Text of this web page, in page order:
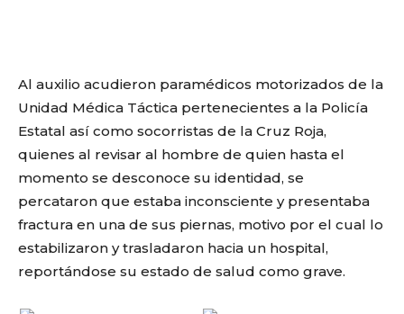
Al auxilio acudieron paramédicos motorizados de la
Unidad Médica Táctica pertenecientes a la Policía
Estatal así como socorristas de la Cruz Roja,
quienes al revisar al hombre de quien hasta el
momento se desconoce su identidad, se
percataron que estaba inconsciente y presentaba
fractura en una de sus piernas, motivo por el cual lo
estabilizaron y trasladaron hacia un hospital,
reportándose su estado de salud como grave.